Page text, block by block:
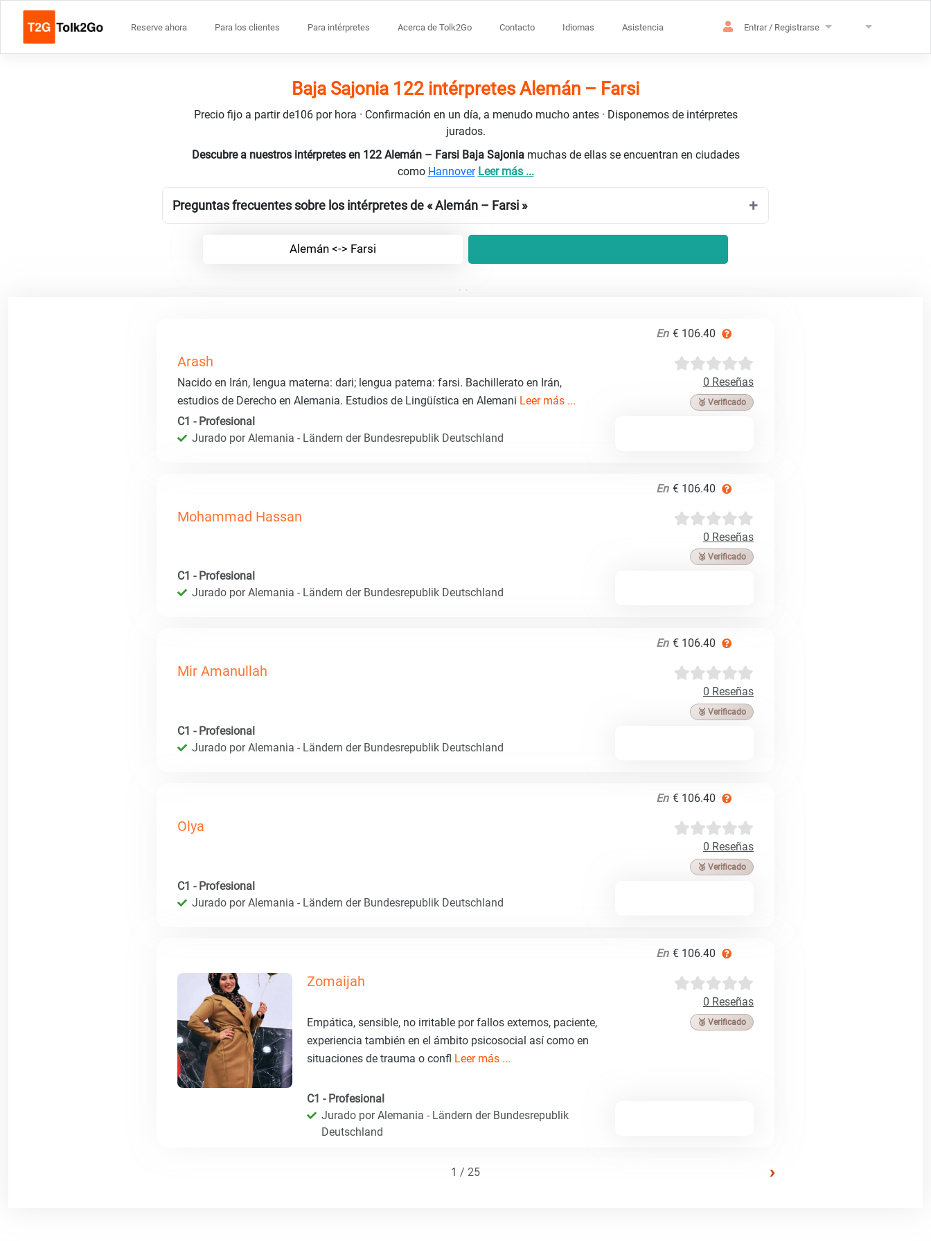
Reserve ahora Para los clientes Para intérpretes Acerca de Tolk2Go Contacto Idiomas Asistencia Entrar / Registrarse
Baja Sajonia 122 intérpretes Alemán – Farsi
Precio fijo a partir de106 por hora · Confirmación en un día, a menudo mucho antes · Disponemos de intérpretes
jurados.
Descubre a nuestros intérpretes en 122 Alemán – Farsi Baja Sajonia muchas de ellas se encuentran en ciudades
como Hannover Leer más ...
Preguntas frecuentes sobre los intérpretes de « Alemán – Farsi »
Alemán <-> Farsi
En € 106.40
Arash
0 Reseñas
🥉 Verificado
Nacido en Irán, lengua materna: dari; lengua paterna: farsi. Bachillerato en Irán,
estudios de Derecho en Alemania. Estudios de Lingüística en Alemani Leer más ...
C1 - Profesional
Jurado por Alemania - Ländern der Bundesrepublik Deutschland
En € 106.40
Mohammad Hassan
0 Reseñas
🥉 Verificado
C1 - Profesional
Jurado por Alemania - Ländern der Bundesrepublik Deutschland
En € 106.40
Mir Amanullah
0 Reseñas
🥉 Verificado
C1 - Profesional
Jurado por Alemania - Ländern der Bundesrepublik Deutschland
En € 106.40
Olya
0 Reseñas
🥉 Verificado
C1 - Profesional
Jurado por Alemania - Ländern der Bundesrepublik Deutschland
En € 106.40
Zomaijah
0 Reseñas
🥉 Verificado
Empática, sensible, no irritable por fallos externos, paciente,
experiencia también en el ámbito psicosocial así como en
situaciones de trauma o confl Leer más ...
C1 - Profesional
Jurado por Alemania - Ländern der Bundesrepublik
Deutschland
1 / 25 ›